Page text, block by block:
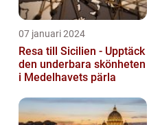
07 januari 2024
Resa till Sicilien - Upptäck
den underbara skönheten
i Medelhavets pärla